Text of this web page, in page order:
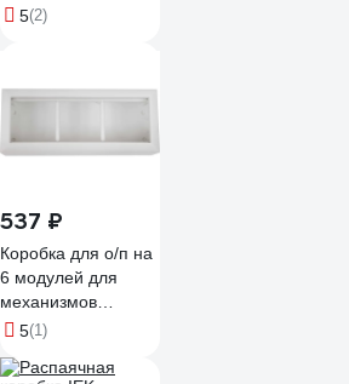
45х45мм белая
5(2)
537 ₽
Коробка для о/п на
6 модулей для
механизмов
45х45мм, белая
5(1)